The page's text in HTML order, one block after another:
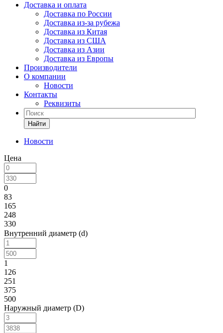
Доставка и оплата
Доставка по России
Доставка из-за рубежа
Доставка из Китая
Доставка из США
Доставка из Азии
Доставка из Европы
Производители
О компании
Новости
Контакты
Реквизиты
Найти
Новости
Цена
0
83
165
248
330
Внутренний диаметр (d)
1
126
251
375
500
Наружный диаметр (D)